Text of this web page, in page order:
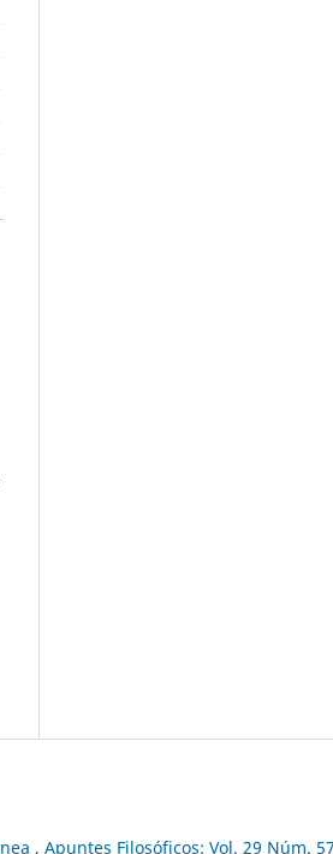
, Apuntes Filosóficos: Vol. 29 Núm. 57